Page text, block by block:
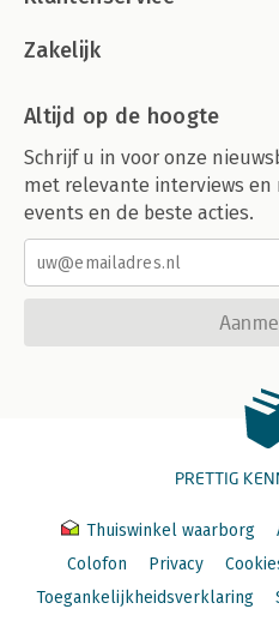
Zakelijk
Altijd op de hoogte
Schrijf u in voor onze
met relevante interviews en
events en de beste acties.
PRETTIG
Thuiswinkel waarborg
Colofon
Privacy
Toegankelijkheidsverklaring